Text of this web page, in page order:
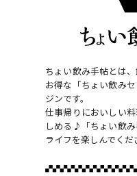
ちょい飲み手帖とは
お得な「ちょい飲み
ジンです。
仕事帰りにおいしい
しめる♪「ちょい飲
ライフを楽しんでくだ